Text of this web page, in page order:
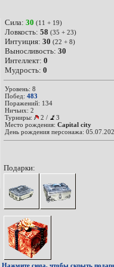
Сила: 30 (11 + 19)
Ловкость: 58 (35 + 23)
Интуиция: 30 (22 + 8)
Выносливость: 30
Интеллект: 0
Мудрость: 0
Уровень: 8
Побед: 483
Поражений: 134
Ничьих: 2
Турниры:
2 /
3
Место рождения: Capital city
День рождения персонажа:
Подарки:
Нажмите сюда, чтобы скрыть